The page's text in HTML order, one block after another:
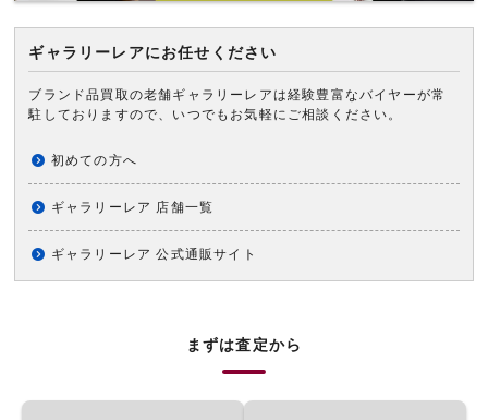
ギャラリーレアにお任せください
ブランド品買取の老舗ギャラリーレアは経験豊富なバイヤーが常
駐しておりますので、いつでもお気軽にご相談ください。
初めての方へ
ギャラリーレア 店舗一覧
ギャラリーレア 公式通販サイト
まずは査定から